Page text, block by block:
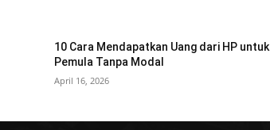
10 Cara Mendapatkan Uang dari HP untuk
Pemula Tanpa Modal
April 16, 2026